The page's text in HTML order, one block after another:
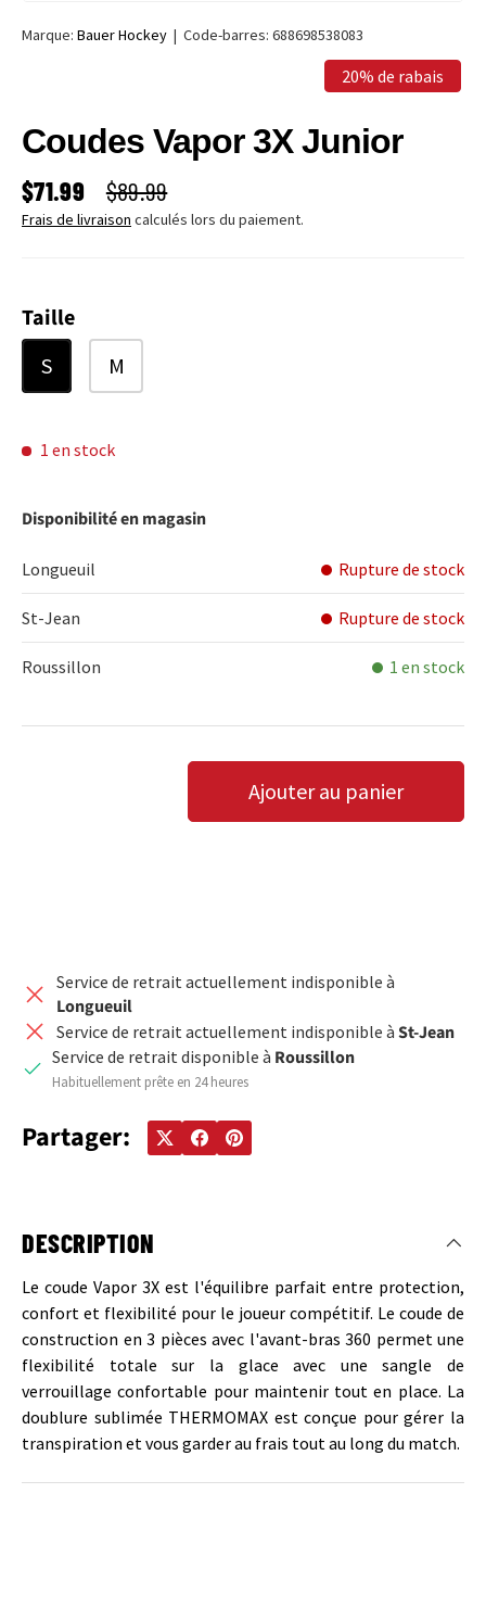
Marque: Bauer Hockey | Code-barres: 688698538083
20% de rabais
Coudes Vapor 3X Junior
PRIX SOLDÉ
$71.99 PRIX HABITUEL
$89.99
Frais de livraison calculés lors du paiement.
Taille
S M
1 en stock
Disponibilité en magasin
Longueuil Rupture de stock
St-Jean Rupture de stock
Roussillon 1 en stock
DIMINUER LA QUANTITÉ
AUGMENTER LA QUANTITÉ
Ajouter au panier
Service de retrait actuellement indisponible à
Longueuil
Service de retrait actuellement indisponible à St-Jean
Service de retrait disponible à Roussillon
Habituellement prête en 24 heures
Partager:
DESCRIPTION
Le coude Vapor 3X est l'équilibre parfait entre protection,
confort et flexibilité pour le joueur compétitif. Le coude de
construction en 3 pièces avec l'avant-bras 360 permet une
flexibilité totale sur la glace avec une sangle de
verrouillage confortable pour maintenir tout en place. La
doublure sublimée THERMOMAX est conçue pour gérer la
transpiration et vous garder au frais tout au long du match.